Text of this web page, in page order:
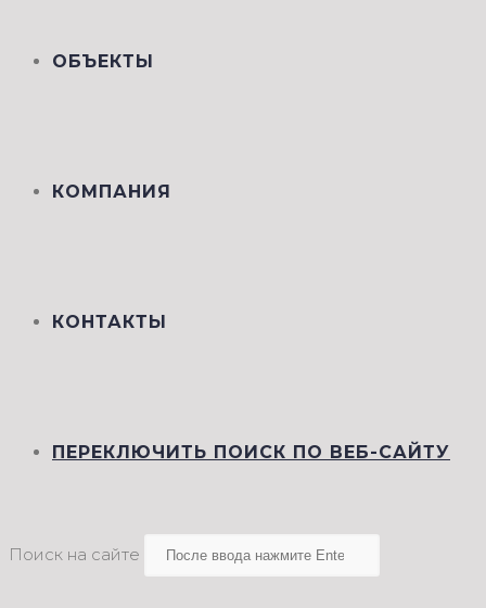
ОБЪЕКТЫ
КОМПАНИЯ
КОНТАКТЫ
ПЕРЕКЛЮЧИТЬ ПОИСК ПО ВЕБ-САЙТУ
Поиск на сайте